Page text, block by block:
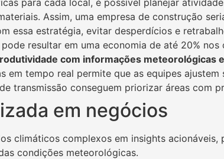
Assim, uma empresa de construção
essa estratégia, evitar desperdícios e
resultar em uma economia de até 20%
com informações meteorológicas
em tempo real permite que as equipes
transmissão conseguem priorizar áreas com
em negócios
climáticos complexos em insights
condições meteorológicas.